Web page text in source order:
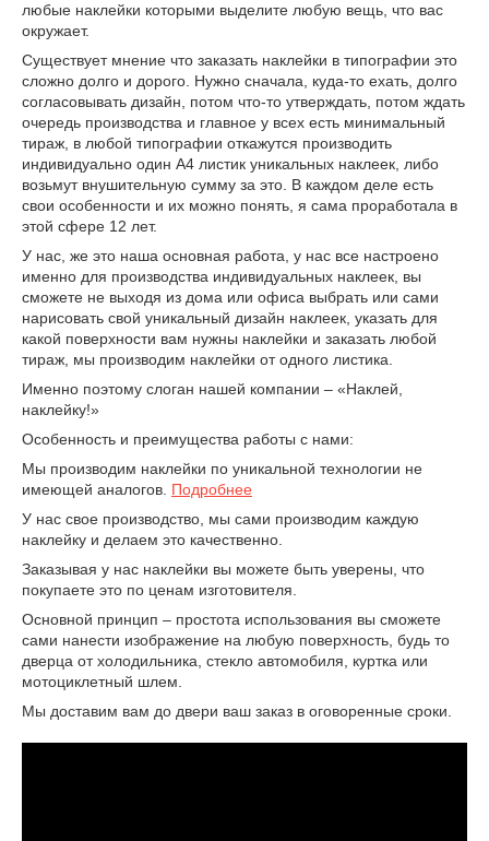
любые наклейки которыми выделите любую вещь, что вас
окружает.
Существует мнение что заказать наклейки в типографии это
сложно долго и дорого. Нужно сначала, куда-то ехать, долго
согласовывать дизайн, потом что-то утверждать, потом ждать
очередь производства и главное у всех есть минимальный
тираж, в любой типографии откажутся производить
индивидуально один А4 листик уникальных наклеек, либо
возьмут внушительную сумму за это. В каждом деле есть
свои особенности и их можно понять, я сама проработала в
этой сфере 12 лет.
У нас, же это наша основная работа, у нас все настроено
именно для производства индивидуальных наклеек, вы
сможете не выходя из дома или офиса выбрать или сами
нарисовать свой уникальный дизайн наклеек, указать для
какой поверхности вам нужны наклейки и заказать любой
тираж, мы производим наклейки от одного листика.
Именно поэтому слоган нашей компании – «Наклей,
наклейку!»
Особенность и преимущества работы с нами:
Мы производим наклейки по уникальной технологии не
имеющей аналогов. Подробнее
У нас свое производство, мы сами производим каждую
наклейку и делаем это качественно.
Заказывая у нас наклейки вы можете быть уверены, что
покупаете это по ценам изготовителя.
Основной принцип – простота использования вы сможете
сами нанести изображение на любую поверхность, будь то
дверца от холодильника, стекло автомобиля, куртка или
мотоциклетный шлем.
Мы доставим вам до двери ваш заказ в оговоренные сроки.